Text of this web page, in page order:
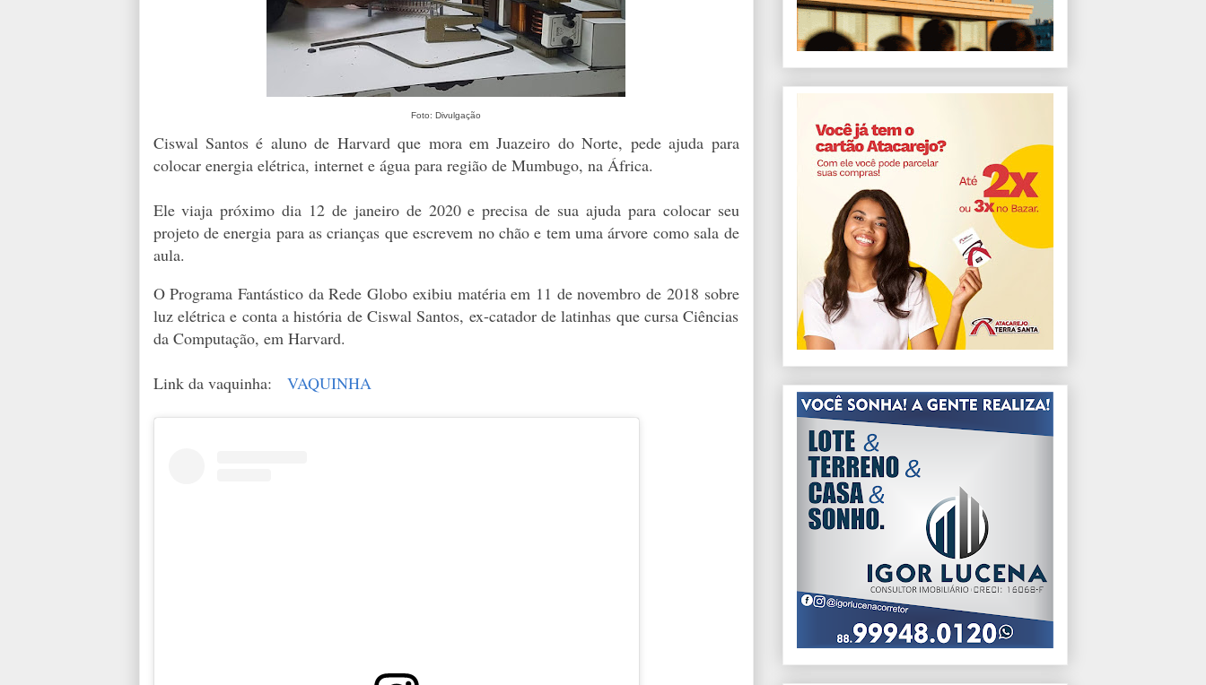
Foto: Divulgação
Ciswal Santos é aluno de Harvard que mora em Juazeiro do Norte, pede ajuda para
colocar energia elétrica, internet e água para região de Mumbugo, na África.
Ele viaja próximo dia 12 de janeiro de 2020 e precisa de sua ajuda para colocar seu
projeto de energia para as crianças que escrevem no chão e tem uma árvore como sala de
aula.
O Programa Fantástico da Rede Globo exibiu matéria em 11 de novembro de 2018 sobre
luz elétrica e conta a história de Ciswal Santos, ex-catador de latinhas que cursa Ciências
da Computação, em Harvard.
Link da vaquinha: VAQUINHA